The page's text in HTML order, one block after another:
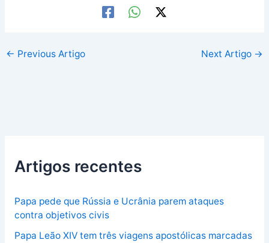
← Previous Artigo Next Artigo →
Artigos recentes
Papa pede que Rússia e Ucrânia parem ataques
contra objetivos civis
Papa Leão XIV tem três viagens apostólicas marcadas